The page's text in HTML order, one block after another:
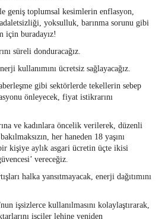
geniş toplumsal kesimlerin enflasyon,
yoksulluk, barınma sorunu gibi
için buradayız!
süreli donduracağız.
kullanımını ücretsiz sağlayacağız.
gibi sektörlerde tekellerin sebep
önleyecek, fiyat istikrarını
ve kadınlara öncelik verilerek, düzenli
her haneden 18 yaşını
kişiye aylık asgari ücretin üçte ikisi
vereceğiz.
halka yansıtmayacak, enerji dağıtımını
işsizlerce kullanılmasını kolaylaştırarak,
işçiler lehine yeniden